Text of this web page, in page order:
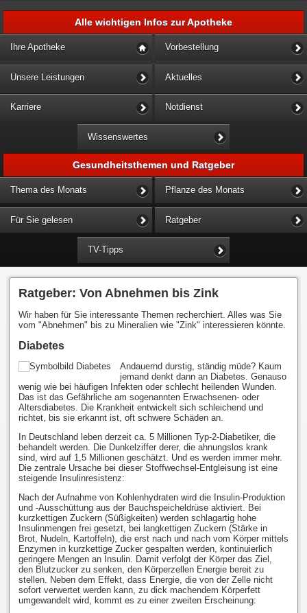
Alle wichtigen Infos zur Apotheke
Ihre Apotheke Vorbestellung
Unsere Leistungen Aktuelles
Karriere Notdienst
Wissenswertes
Gesundheitsthemen und Ratgeber
Thema des Monats Pflanze des Monats
Für Sie gelesen Ratgeber
TV-Tipps
Ratgeber: Von Abnehmen bis Zink
Wir haben für Sie interessante Themen recherchiert. Alles was Sie
vom "Abnehmen" bis zu Mineralien wie "Zink" interessieren könnte.
Diabetes
Andauernd durstig, ständig müde? Kaum
jemand denkt dann an Diabetes. Genauso
wenig wie bei häufigen Infekten oder schlecht heilenden Wunden.
Das ist das Gefährliche am sogenannten Erwachsenen- oder
Altersdiabetes. Die Krankheit entwickelt sich schleichend und
richtet, bis sie erkannt ist, oft schwere Schäden an.
In Deutschland leben derzeit ca. 5 Millionen Typ-2-Diabetiker, die
behandelt werden. Die Dunkelziffer derer, die ahnungslos krank
sind, wird auf 1,5 Millionen geschätzt. Und es werden immer mehr.
Die zentrale Ursache bei dieser Stoffwechsel-Entgleisung ist eine
steigende Insulinresistenz:
Nach der Aufnahme von Kohlenhydraten wird die Insulin-Produktion
und -Ausschüttung aus der Bauchspeicheldrüse aktiviert. Bei
kurzkettigen Zuckern (Süßigkeiten) werden schlagartig hohe
Insulinmengen frei gesetzt, bei langkettigen Zuckern (Stärke in
Brot, Nudeln, Kartoffeln), die erst nach und nach vom Körper mittels
Enzymen in kurzkettige Zucker gespalten werden, kontinuierlich
geringere Mengen an Insulin. Damit verfolgt der Körper das Ziel,
den Blutzucker zu senken, den Körperzellen Energie bereit zu
stellen. Neben dem Effekt, dass Energie, die von der Zelle nicht
sofort verwertet werden kann, zu dick machendem Körperfett
umgewandelt wird, kommt es zu einer zweiten Erscheinung: